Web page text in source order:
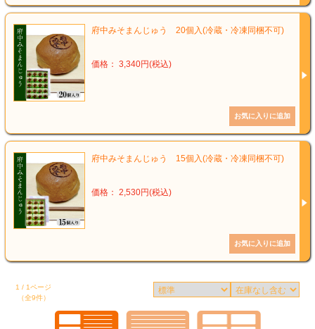
府中みそまんじゅう 20個入(冷蔵・冷凍同梱不可)
価格： 3,340円(税込)
府中みそまんじゅう 15個入(冷蔵・冷凍同梱不可)
価格： 2,530円(税込)
1 / 1ページ
（全9件）